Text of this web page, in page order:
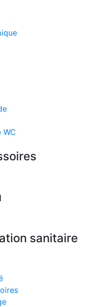
WC
sanitaire